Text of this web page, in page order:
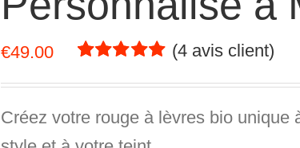
€49.00
5 basé sur
notations
client
(4 avis client)
Créez votre rouge à lèvres bio unique